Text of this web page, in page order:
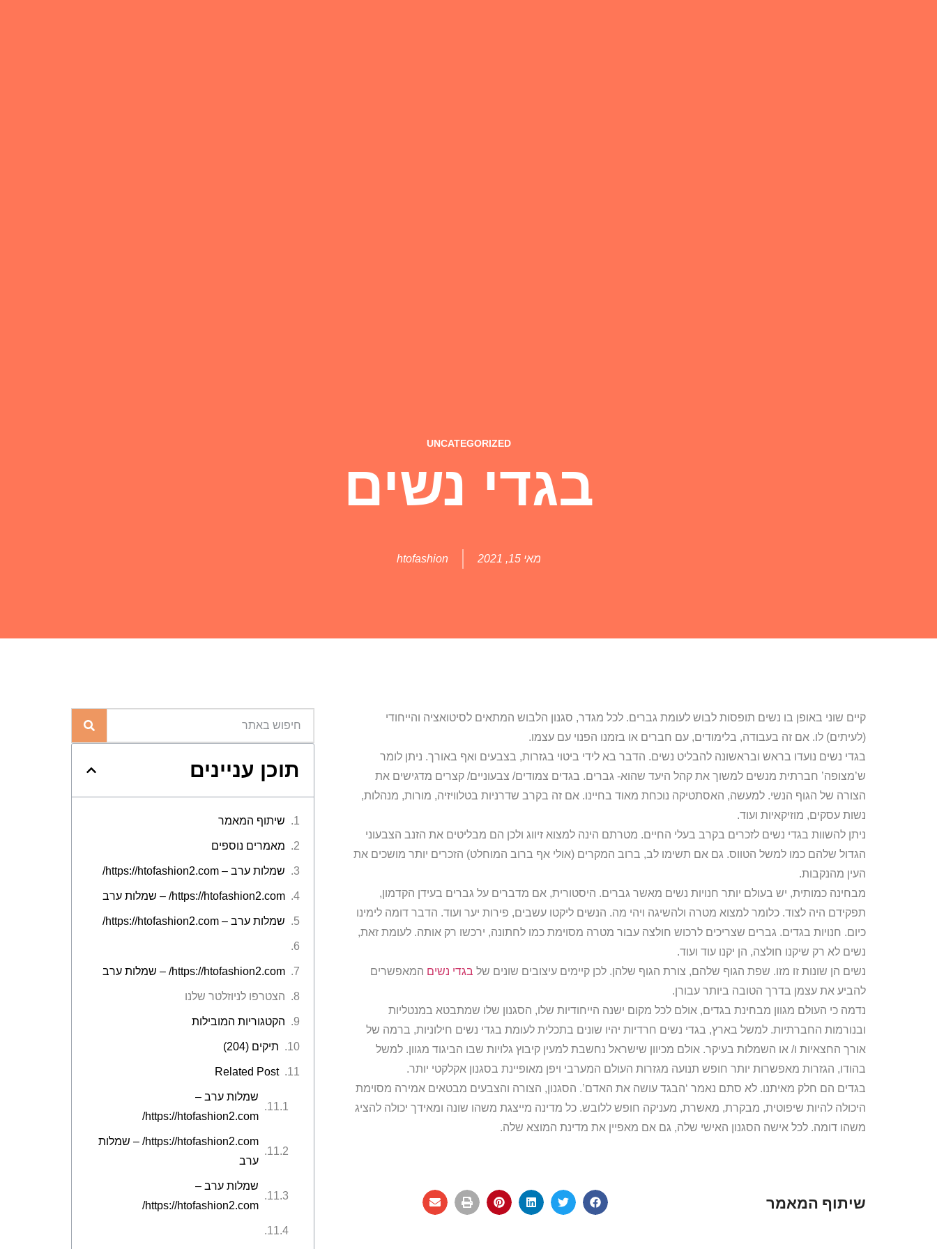
UNCATEGORIZED
בגדי נשים
מאי 15, 2021 htofashion
קיים שוני באופן בו נשים תופסות לבוש לעומת גברים. לכל מגדר, סגנון הלבוש המתאים לסיטואציה והייחודי
(לעיתים) לו. אם זה בעבודה, בלימודים, עם חברים או בזמנו הפנוי עם עצמו.
בגדי נשים נועדו בראש ובראשונה להבליט נשים. הדבר בא לידי ביטוי בגזרות, בצבעים ואף באורך. ניתן לומר
ש’מצופה’ חברתית מנשים למשוך את קהל היעד שהוא- גברים. בגדים צמודים/ צבעוניים/ קצרים מדגישים את
הצורה של הגוף הנשי. למעשה, האסתטיקה נוכחת מאוד בחיינו. אם זה בקרב שדרניות בטלוויזיה, מורות, מנהלות,
נשות עסקים, מוזיקאיות ועוד.
ניתן להשוות בגדי נשים לזכרים בקרב בעלי החיים. מטרתם הינה למצוא זיווג ולכן הם מבליטים את הזנב הצבעוני
הגדול שלהם כמו למשל הטווס. גם אם תשימו לב, ברוב המקרים (אולי אף ברוב המוחלט) הזכרים יותר מושכים את
העין מהנקבות.
מבחינה כמותית, יש בעולם יותר חנויות נשים מאשר גברים. היסטורית, אם מדברים על גברים בעידן הקדמון,
תפקידם היה לצוד. כלומר למצוא מטרה ולהשיגה ויהי מה. הנשים ליקטו עשבים, פירות יער ועוד. הדבר דומה לימינו
כיום. חנויות בגדים. גברים שצריכים לרכוש חולצה עבור מטרה מסוימת כמו לחתונה, ירכשו רק אותה. לעומת זאת,
נשים לא רק שיקנו חולצה, הן יקנו עוד ועוד.
נשים הן שונות זו מזו. שפת הגוף שלהם, צורת הגוף שלהן. לכן קיימים עיצובים שונים של בגדי נשים המאפשרים
להביע את עצמן בדרך הטובה ביותר עבורן.
נדמה כי העולם מגוון מבחינת בגדים, אולם לכל מקום ישנה הייחודיות שלו, הסגנון שלו שמתבטא במנטליות
ובנורמות החברתיות. למשל בארץ, בגדי נשים חרדיות יהיו שונים בתכלית לעומת בגדי נשים חילוניות, ברמה של
אורך החצאיות ו/ או השמלות בעיקר. אולם מכיוון שישראל נחשבת למעין קיבוץ גלויות שבו הביגוד מגוון. למשל
בהודו, הגזרות מאפשרות יותר חופש תנועה מגזרות העולם המערבי ויפן מאופיינת בסגנון אקלקטי יותר.
בגדים הם חלק מאיתנו. לא סתם נאמר ‘הבגד עושה את האדם’. הסגנון, הצורה והצבעים מבטאים אמירה מסוימת
היכולה להיות שיפוטית, מבקרת, מאשרת, מעניקה חופש ללובש. כל מדינה מייצגת משהו שונה ומאידך יכולה להציג
משהו דומה. לכל אישה הסגנון האישי שלה, גם אם מאפיין את מדינת המוצא שלה.
שיתוף המאמר
תוכן עניינים
שיתוף המאמר
מאמרים נוספים
שמלות ערב – https://htofashion2.com/
https://htofashion2.com/ – שמלות ערב
שמלות ערב – https://htofashion2.com/
https://htofashion2.com/ – שמלות ערב
הצטרפו לניוזלטר שלנו
הקטגוריות המובילות
תיקים (204)
Related Post
שמלות ערב –
https://htofashion2.com/
https://htofashion2.com/ – שמלות
ערב
שמלות ערב –
https://htofashion2.com/